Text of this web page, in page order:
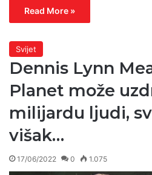
Read More »
Svijet
Dennis Lynn
Planet može
milijardu ljudi,
višak…
17/06/2022 0 1.075